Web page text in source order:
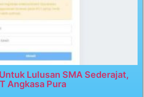
Lulusan SMA Sederajat,
Angkasa Pura